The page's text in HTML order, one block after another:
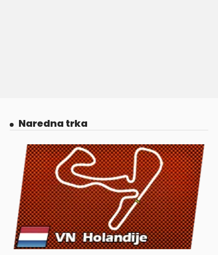
Naredna trka